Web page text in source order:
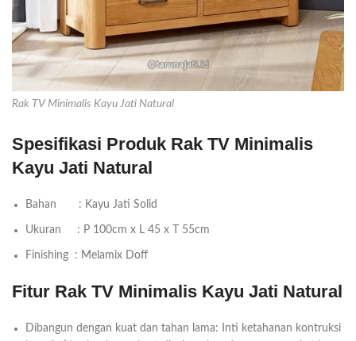
Rak TV Minimalis Kayu Jati Natural
Spesifikasi Produk Rak TV Minimalis
Kayu Jati Natural
Bahan : Kayu Jati Solid
Ukuran : P 100cm x L 45 x T 55cm
Finishing : Melamix Doff
Fitur Rak TV Minimalis Kayu Jati Natural
Dibangun dengan kuat dan tahan lama: Inti ketahanan kontruksi